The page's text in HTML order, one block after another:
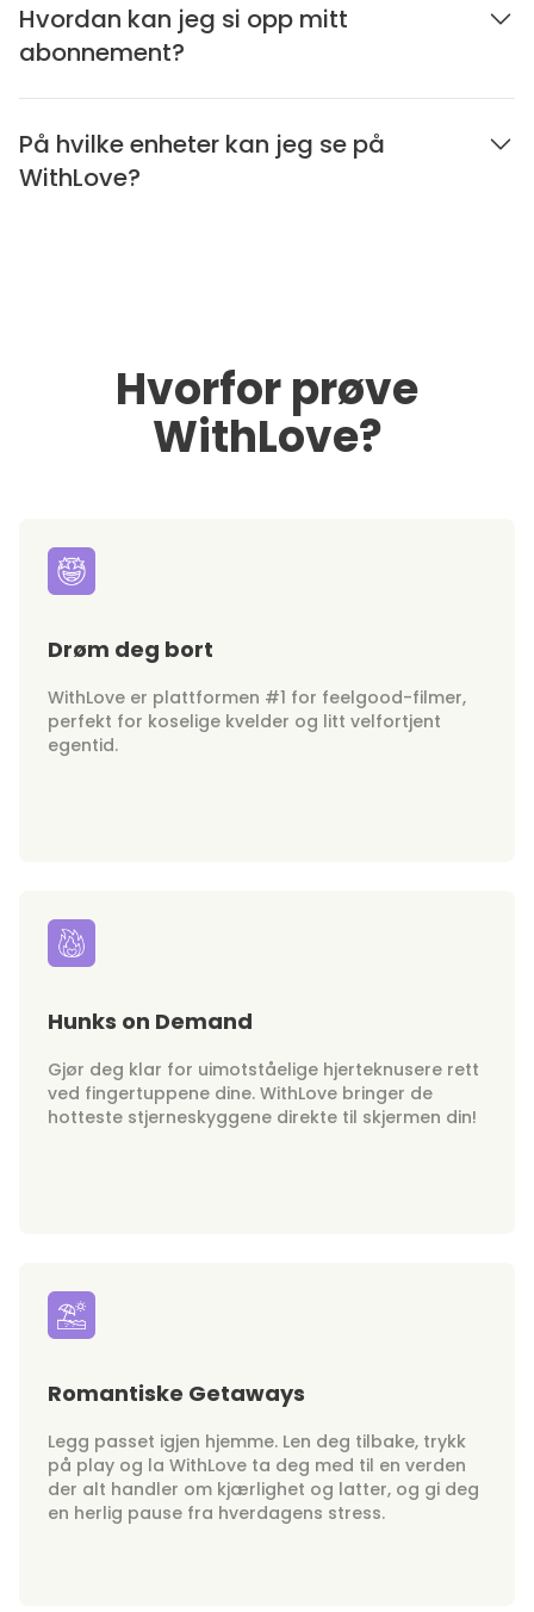
Hvordan kan jeg si opp mitt
abonnement?
På hvilke enheter kan jeg se på
WithLove?
Hvorfor prøve
WithLove?
Drøm deg bort
WithLove er plattformen #1 for feelgood-filmer,
perfekt for koselige kvelder og litt velfortjent
egentid.
Hunks on Demand
Gjør deg klar for uimotståelige hjerteknusere rett
ved fingertuppene dine. WithLove bringer de
hotteste stjerneskyggene direkte til skjermen din!
Romantiske Getaways
Legg passet igjen hjemme. Len deg tilbake, trykk
på play og la WithLove ta deg med til en verden
der alt handler om kjærlighet og latter, og gi deg
en herlig pause fra hverdagens stress.